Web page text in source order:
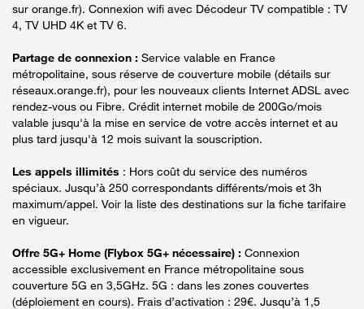
sur orange.fr). Connexion wifi avec Décodeur TV compatible : TV
4, TV UHD 4K et TV 6.
Partage de connexion : Service valable en France
métropolitaine, sous réserve de couverture mobile (détails sur
réseaux.orange.fr), pour les nouveaux clients Internet ADSL avec
rendez-vous ou Fibre. Crédit internet mobile de 200Go/mois
valable jusqu'à la mise en service de votre accès internet et au
plus tard jusqu'à 12 mois suivant la souscription.
Les appels illimités : Hors coût du service des numéros
spéciaux. Jusqu’à 250 correspondants différents/mois et 3h
maximum/appel. Voir la liste des destinations sur la fiche tarifaire
en vigueur.
Offre 5G+ Home (Flybox 5G+ nécessaire) : Connexion
accessible exclusivement en France métropolitaine sous
couverture 5G en 3,5GHz. 5G : dans les zones couvertes
(déploiement en cours). Frais d’activation : 29€. Jusqu’à 1,5